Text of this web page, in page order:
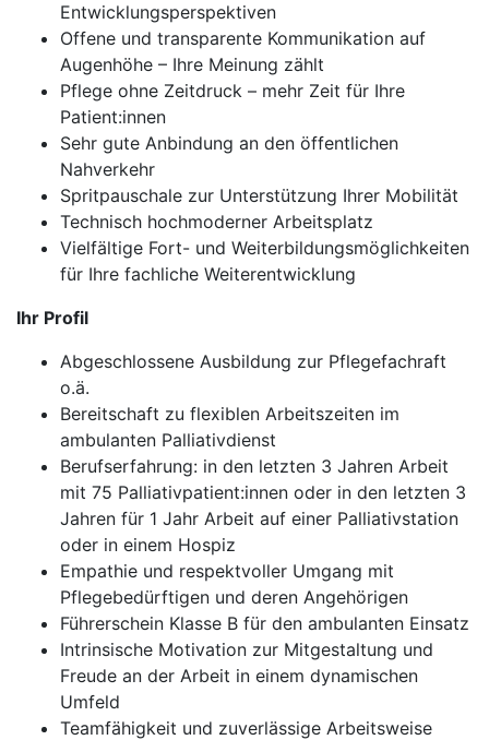
Entwicklungsperspektiven
Offene und transparente Kommunikation auf
Augenhöhe – Ihre Meinung zählt
Pflege ohne Zeitdruck – mehr Zeit für Ihre
Patient:innen
Sehr gute Anbindung an den öffentlichen
Nahverkehr
Spritpauschale zur Unterstützung Ihrer Mobilität
Technisch hochmoderner Arbeitsplatz
Vielfältige Fort- und Weiterbildungsmöglichkeiten
für Ihre fachliche Weiterentwicklung
Ihr Profil
Abgeschlossene Ausbildung zur Pflegefachraft
o.ä.
Bereitschaft zu flexiblen Arbeitszeiten im
ambulanten Palliativdienst
Berufserfahrung: in den letzten 3 Jahren Arbeit
mit 75 Palliativpatient:innen oder in den letzten 3
Jahren für 1 Jahr Arbeit auf einer Palliativstation
oder in einem Hospiz
Empathie und respektvoller Umgang mit
Pflegebedürftigen und deren Angehörigen
Führerschein Klasse B für den ambulanten Einsatz
Intrinsische Motivation zur Mitgestaltung und
Freude an der Arbeit in einem dynamischen
Umfeld
Teamfähigkeit und zuverlässige Arbeitsweise